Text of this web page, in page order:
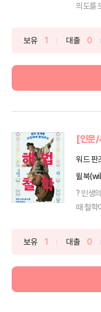
의도를
보유 1 대출 0
[인문/
워드 판
윌북
? 인생
때 철학
보유 1 대출 0